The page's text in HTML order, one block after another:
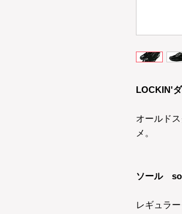
LOCKIN'
オールド
メ。
ソール
レギュラ